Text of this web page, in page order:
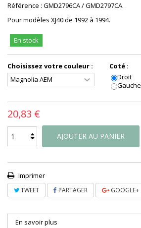
Référence : GMD2796CA / GMD2797CA.
Pour modèles XJ40 de 1992 à 1994.
En stock
Choisissez votre couleur :
Coté :
Droit
Gauche
20,83 €
AJOUTER AU PANIER
Imprimer
TWEET PARTAGER GOOGLE+
En savoir plus